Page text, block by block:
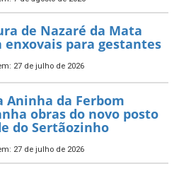
de Nazaré da Mata
enxovais para gestantes
27 de julho de 2026
Aninha da Ferbom
obras do novo posto
do Sertãozinho
27 de julho de 2026